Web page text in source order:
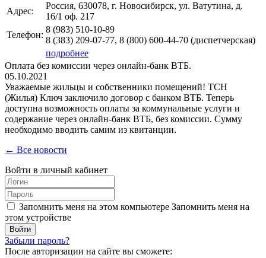
Адрес:
Россия, 630078, г. Новосибирск, ул. Ватутина, д.
16/1 оф. 217
Телефон:
8 (983) 510-10-89
8 (383) 209-07-77, 8 (800) 600-44-70 (диспетчерская)
подробнее
Оплата без комиссии через онлайн-банк ВТБ.
05.10.2021
Уважаемые жильцы и собственники помещений! ТСН
(Жилья) Ключ заключило договор с банком ВТБ. Теперь
доступна возможность оплаты за коммунальные услуги и
содержание через онлайн-банк ВТБ, без комиссии. Сумму
необходимо вводить самим из квитанции.
← Все новости
Войти в личный кабинет
Запомнить меня на этом компьютере Запомнить меня на
этом устройстве
Забыли пароль?
После авторизации на сайте вы сможете: